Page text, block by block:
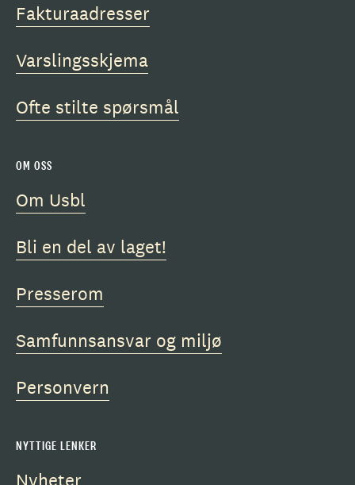
Fakturaadresser
Varslingsskjema
Ofte stilte spørsmål
OM OSS
Om Usbl
Bli en del av laget!
Presserom
Samfunnsansvar og miljø
Personvern
NYTTIGE LENKER
Nyheter